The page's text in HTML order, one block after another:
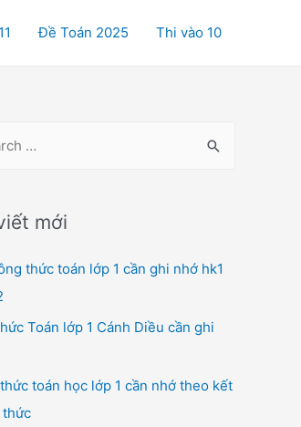
Đề Toán 2025 Thi vào 10
mới
thức toán lớp 1 cần ghi nhớ hk1
Toán lớp 1 Cánh Diều cần ghi
toán học lớp 1 cần nhớ theo kết